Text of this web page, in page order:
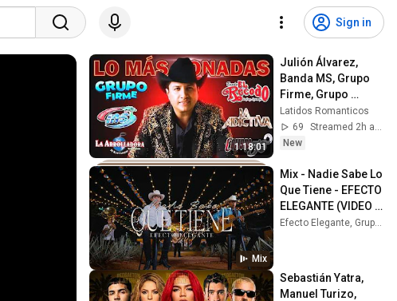
Sign in
1:18:01
Julión Álvarez,
Banda MS, Grupo
Firme, Grupo
Frontera, Carin
Leon ♫ Bandas
Románticas Lo Mas
Latidos Romanticos
69
Streamed 2h ago
New
Mix
Mix - Nadie Sabe Lo
Que Tiene - EFECTO
ELEGANTE (VIDEO
OFICIAL)
Efecto Elegante, Grupo Firme, Lenin Ramirez, and more
Sebastián Yatra,
Manuel Turizo,